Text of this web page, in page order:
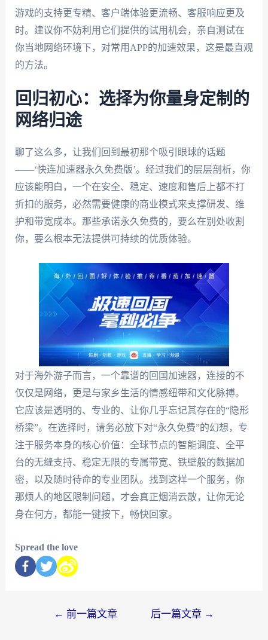
游戏的支持更专精、客户端体验更流畅、客服响应更及
时。建议你不妨利用它们提供的试用机会，亲自测试在
你当地网络环境下，对常用APP的加速效果，这是最直观
的方法。
回归初心：选择为你量身定制的
网络归途
聊了这么多，让我们回到最初那个吸引眼球的话题
——‘快连加速器永久免费版’。经过我们的层层剖析，你
应该能明白，一个在安全、稳定、速度和售后上都不打
折扣的服务，必然需要健康的商业模式来支撑研发、维
护和带宽成本。那些承诺永久免费的，要么在别处收割
你，要么根本无法提供可持续的优质体验。
对于海外游子而言，一个靠谱的回国加速器，连接的不
仅仅是网络，更是与家乡生活的情感纽带和文化脉搏。
它应该是透明的、专业的、让你几乎忘记其存在的“隐形
桥梁”。在选择时，请务必放下对“永久免费”的幻想，专
注于服务本身的核心价值：全球节点的智能调度、全平
台的无缝支持、稳定无限的专属带宽、铁壁般的数据加
密，以及随时待命的专业团队。找到这样一个服务，你
那烦人的地区限制问题，才会真正烟消云散，让你无论
身在何方，都能一键按下，畅快回家。
Spread the love
← 前一篇文章 后一篇文章 →